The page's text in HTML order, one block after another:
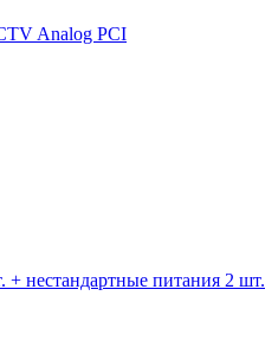
Analog PCI
нестандартные питания 2 шт.